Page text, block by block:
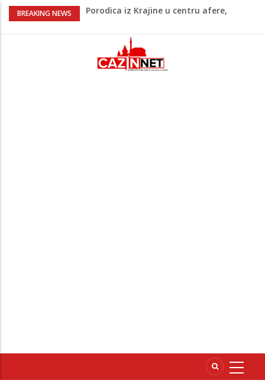
BREAKING NEWS
Porodica iz Krajine u centru afere,
gradonačelnik Kelna pokrenuo istragu
Čestitka povodom Dana Grada Cazina
Velika Kladuša pod udarom požara:
Vatrogasci nadljudskim naporima
spriječili veću tragediju